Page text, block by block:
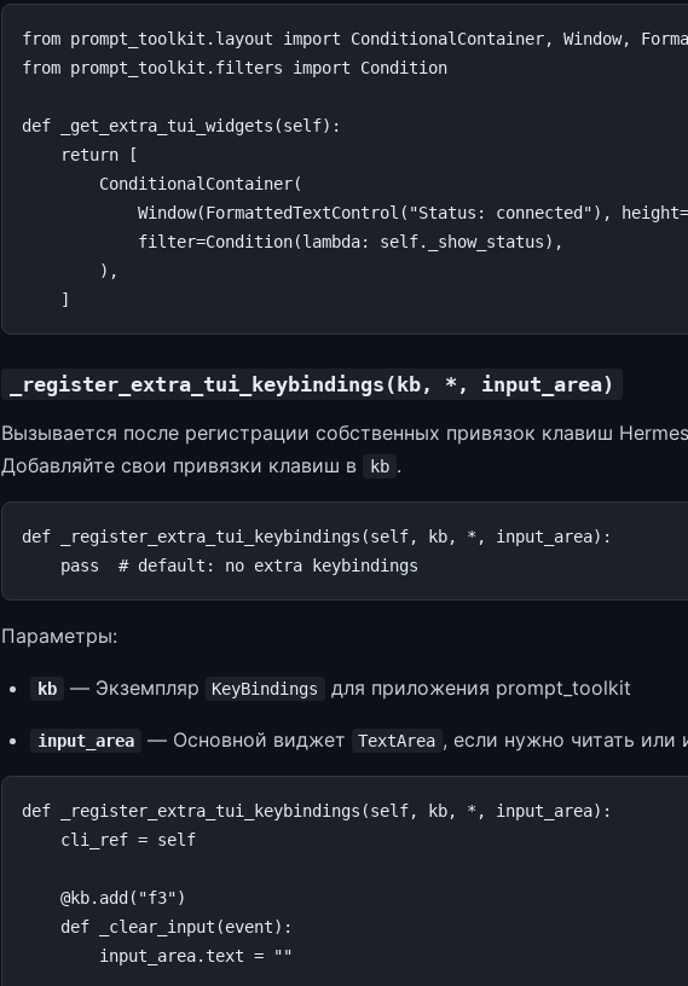
from prompt_toolkit.layout import ConditionalContainer, Window,
from prompt_toolkit.filters import Condition
def _get_extra_tui_widgets (self):
return
[
ConditionalContainer(
Window(FormattedTextControl ( "Status: connected"), height=
filter=Condition(lambda: self. _show_status),
),
]
_register_extra_tui_keybindings(kb, *, input_area)
Вызывается после регистрации собственных привязок клавиш
Добавляйте свои привязки клавиш в
kb .
def _register_extra_tui_keybindings (self, kb, * , input_area):
pass
# default: no extra keybindings
Параметры:
kb — Экземпляр KeyBindings для приложения prompt_toolkit
input_area — Основной виджет TextArea , если нужно читать или
def _register_extra_tui_keybindings (self, kb, * , input_area):
cli_ref = self
@kb. add ( "f3")
def
_clear_input (event):
input_area. text = ""